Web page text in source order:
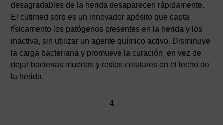
desagradables de la herida desaparecen rápidamente.
El cutimed sorb es un innovador apósito que capta
físicamento los patógenos presentes en la herida y los
inactiva, sin utilizar un agente químico activo. Disminuye
la carga bacteriana y promueve la curación, en vez de
dejar bacterias muertas y restos celulares en el lecho de
la herida.
4